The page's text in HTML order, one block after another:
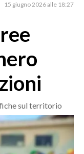
15 giugno 2026 alle 18:27
sul territorio